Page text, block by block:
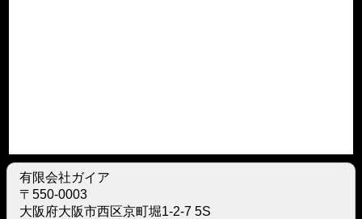
有限会社ガイア
〒550-0003
大阪府大阪市西区京町堀1-2-7 5S